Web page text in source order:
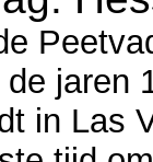
jaren
in Las